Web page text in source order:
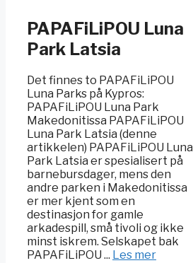
PAPAFiLiPOU Luna
Park Latsia
Det finnes to PAPAFiLiPOU
Luna Parks på Kypros:
PAPAFiLiPOU Luna Park
Makedonitissa PAPAFiLiPOU
Luna Park Latsia (denne
artikkelen) PAPAFiLiPOU Luna
Park Latsia er spesialisert på
barnebursdager, mens den
andre parken i Makedonitissa
er mer kjent som en
destinasjon for gamle
arkadespill, små tivoli og ikke
minst iskrem. Selskapet bak
PAPAFiLiPOU ... Les mer